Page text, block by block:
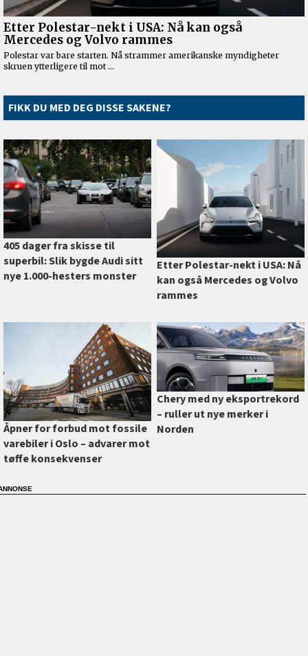
FIKK DU MED DEG DISSE SAKENE?
405 dager fra skisse til
superbil: Slik bygde Audi sitt
nye 1.000-hesters monster
Etter Polestar-nekt i USA: Nå
kan også Mercedes og Volvo
rammes
Åpner for forbud mot fossile
varebiler i Oslo –⁠ advarer mot
tøffe konsekvenser
Chery med ny eksportrekord
–⁠ ruller ut nye merker i
Norden